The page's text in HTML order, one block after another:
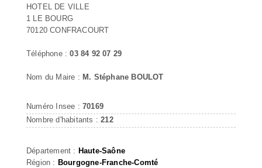
HOTEL DE VILLE
1 LE BOURG
70120 CONFRACOURT
Téléphone :03 84 92 07 29
Nom du Maire : M. Stéphane BOULOT
Numéro Insee : 70169
Nombre d'habitants :212
Département : Haute-Saône
Région : Bourgogne-Franche-Comté